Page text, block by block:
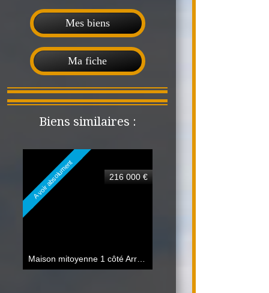
Mes biens
Ma fiche
Biens similaires :
A voir absolument 216 000 €
Maison mitoyenne 1 côté Arras